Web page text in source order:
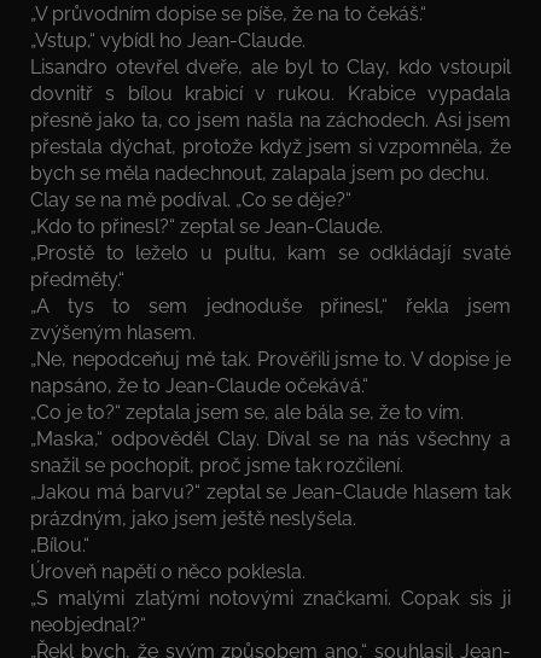
„V průvodním dopise se píše, že na to čekáš.“
„Vstup,“ vybídl ho Jean-Claude.
Lisandro otevřel dveře, ale byl to Clay, kdo vstoupil
dovnitř s bílou krabicí v rukou. Krabice vypadala
přesně jako ta, co jsem našla na záchodech. Asi jsem
přestala dýchat, protože když jsem si vzpomněla, že
bych se měla nadechnout, zalapala jsem po dechu.
Clay se na mě podíval. „Co se děje?“
„Kdo to přinesl?“ zeptal se Jean-Claude.
„Prostě to leželo u pultu, kam se odkládají svaté
předměty.“
„A tys to sem jednoduše přinesl,“ řekla jsem
zvýšeným hlasem.
„Ne, nepodceňuj mě tak. Prověřili jsme to. V dopise je
napsáno, že to Jean-Claude očekává.“
„Co je to?“ zeptala jsem se, ale bála se, že to vím.
„Maska,“ odpověděl Clay. Díval se na nás všechny a
snažil se pochopit, proč jsme tak rozčilení.
„Jakou má barvu?“ zeptal se Jean-Claude hlasem tak
prázdným, jako jsem ještě neslyšela.
„Bílou.“
Úroveň napětí o něco poklesla.
„S malými zlatými notovými značkami. Copak sis ji
neobjednal?“
„Řekl bych, že svým způsobem ano,“ souhlasil Jean-